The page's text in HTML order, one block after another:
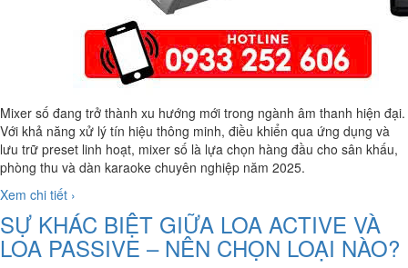
Mixer số đang trở thành xu hướng mới trong ngành âm thanh hiện đại.
Với khả năng xử lý tín hiệu thông minh, điều khiển qua ứng dụng và
lưu trữ preset linh hoạt, mixer số là lựa chọn hàng đầu cho sân khấu,
phòng thu và dàn karaoke chuyên nghiệp năm 2025.
Xem chi tiết ›
SỰ KHÁC BIỆT GIỮA LOA ACTIVE VÀ
LOA PASSIVE – NÊN CHỌN LOẠI NÀO?